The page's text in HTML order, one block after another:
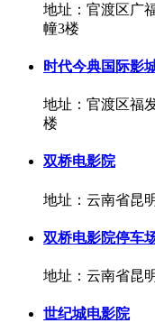
地址：官渡区广
幢3楼
时代今典国际影
地址：官渡区福
楼
双桥电影院
地址：云南省昆
双桥电影院停车
地址：云南省昆
世纪城电影院